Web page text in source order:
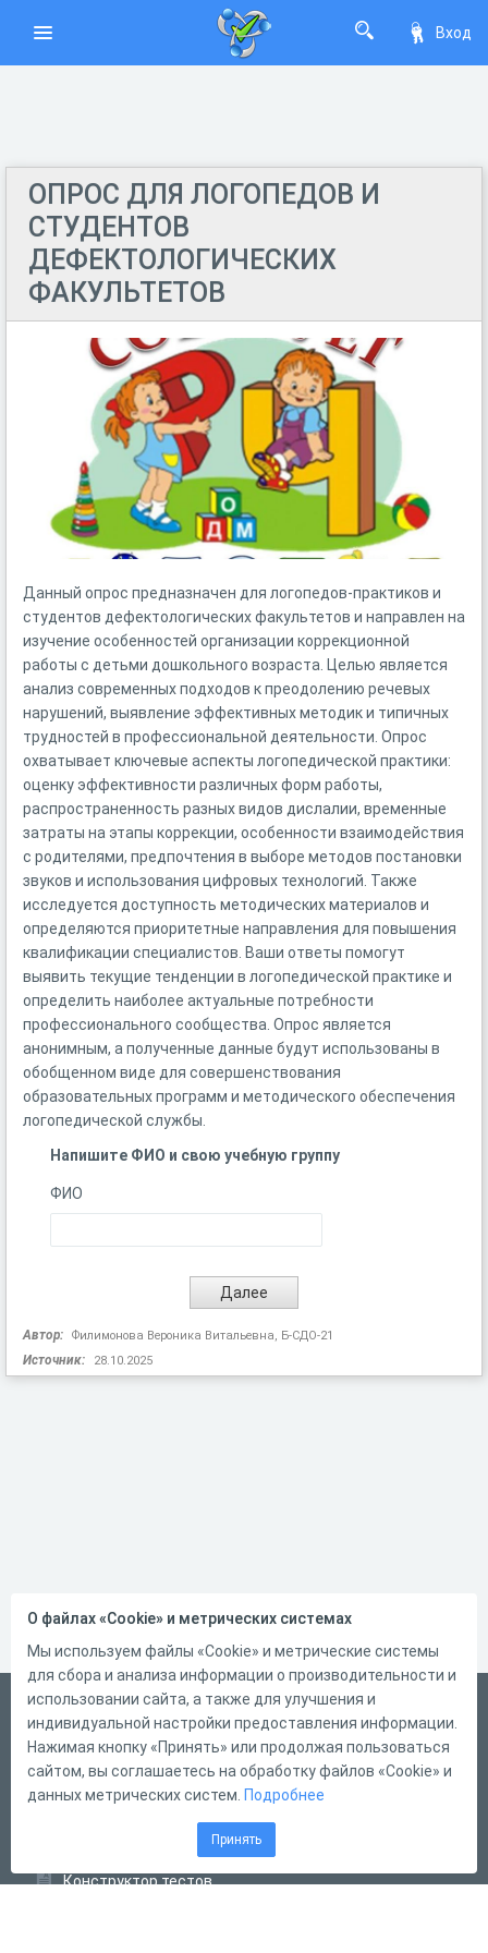
Вход
ОПРОС ДЛЯ ЛОГОПЕДОВ И
СТУДЕНТОВ
ДЕФЕКТОЛОГИЧЕСКИХ
ФАКУЛЬТЕТОВ
Данный опрос предназначен для логопедов-практиков и
студентов дефектологических факультетов и направлен на
изучение особенностей организации коррекционной
работы с детьми дошкольного возраста. Целью является
анализ современных подходов к преодолению речевых
нарушений, выявление эффективных методик и типичных
трудностей в профессиональной деятельности. Опрос
охватывает ключевые аспекты логопедической практики:
оценку эффективности различных форм работы,
распространенность разных видов дислалии, временные
затраты на этапы коррекции, особенности взаимодействия
с родителями, предпочтения в выборе методов постановки
звуков и использования цифровых технологий. Также
исследуется доступность методических материалов и
определяются приоритетные направления для повышения
квалификации специалистов. Ваши ответы помогут
выявить текущие тенденции в логопедической практике и
определить наиболее актуальные потребности
профессионального сообщества. Опрос является
анонимным, а полученные данные будут использованы в
обобщенном виде для совершенствования
образовательных программ и методического обеспечения
логопедической службы.
Напишите ФИО и свою учебную группу
ФИО
Автор: Филимонова Вероника Витальевна, Б-СДО-21
Источник: 28.10.2025
Русский
Справка
Форма обратной связи
Конструктор тестов
О файлах «Cookie» и метрических системах
Мы используем файлы «Cookie» и метрические системы
для сбора и анализа информации о производительности и
использовании сайта, а также для улучшения и
индивидуальной настройки предоставления информации.
Нажимая кнопку «Принять» или продолжая пользоваться
сайтом, вы соглашаетесь на обработку файлов «Cookie» и
данных метрических систем. Подробнее
Принять